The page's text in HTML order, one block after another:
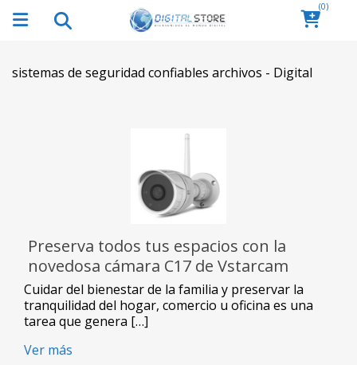
(0)
sistemas de seguridad confiables archivos - Digital
Preserva todos tus espacios con la
novedosa cámara C17 de Vstarcam
Cuidar del bienestar de la familia y preservar la
tranquilidad del hogar, comercio u oficina es una
tarea que genera […]
Ver más